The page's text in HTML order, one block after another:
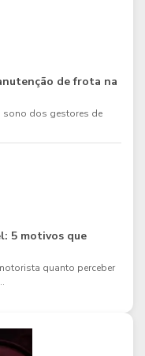
de frota na
sono dos gestores de
5 motivos que
quanto perceber